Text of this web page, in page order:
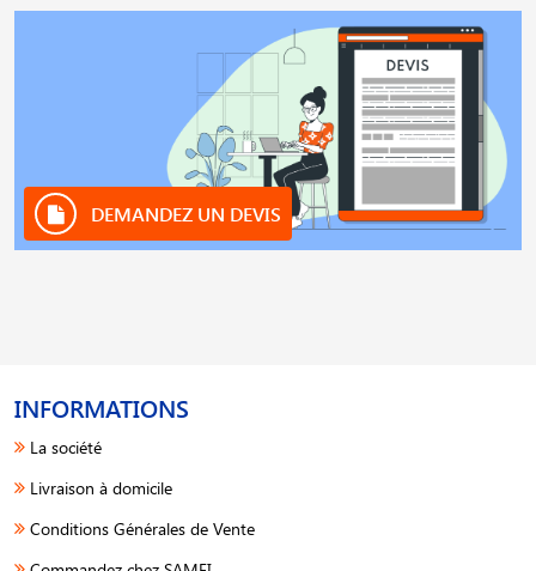
DEMANDEZ UN DEVIS
INFORMATIONS
La société
Livraison à domicile
Conditions Générales de Vente